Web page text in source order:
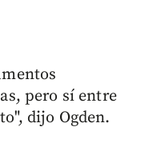
pero sí entre
dijo Ogden.